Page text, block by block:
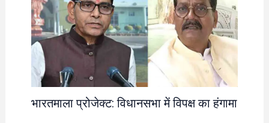
भारतमाला प्रोजेक्ट: विधानसभा में विपक्ष का हंगामा